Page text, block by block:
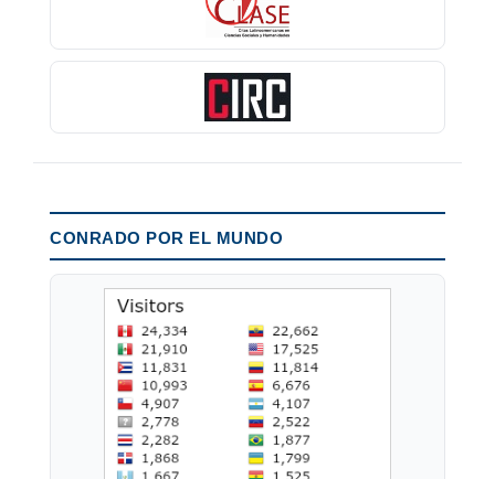
CONRADO POR EL MUNDO